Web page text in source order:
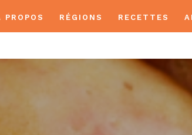
PROPOS RÉGIONS RECETTES